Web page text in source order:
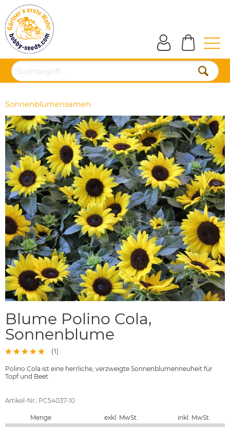
Sonnenblumensamen
Blume Polino Cola,
Sonnenblume
(1)
Polino Cola ist eine herrliche, verzweigte Sonnenblumenneuheit für
Topf und Beet
Artikel-Nr.: PC54037-10
Menge exkl. MwSt. inkl. MwSt.